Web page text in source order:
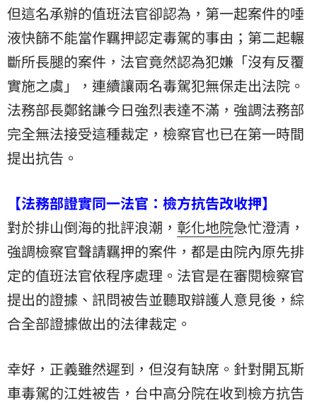
但這名承辦的值班法官卻認為，第一起案件的唾
液快篩不能當作羈押認定毒駕的事由；第二起輾
斷所長腿的案件，法官竟然認為犯嫌「沒有反覆
實施之虞」，連續讓兩名毒駕犯無保走出法院。
法務部長鄭銘謙今日強烈表達不滿，強調法務部
完全無法接受這種裁定，檢察官也已在第一時間
提出抗告。
【法務部證實同一法官：檢方抗告改收押】
對於排山倒海的批評浪潮， 彰化地院急忙澄清，
強調檢察官聲請羈押的案件，都是由院內原先排
定的值班法官依程序處理。法官是在審閱檢察官
提出的證據、訊問被告並聽取辯護人意見後，綜
合全部證據做出的法律裁定。
幸好，正義雖然遲到，但沒有缺席。針對開瓦斯
車毒駕的江姓被告，台中高分院在收到檢方抗告